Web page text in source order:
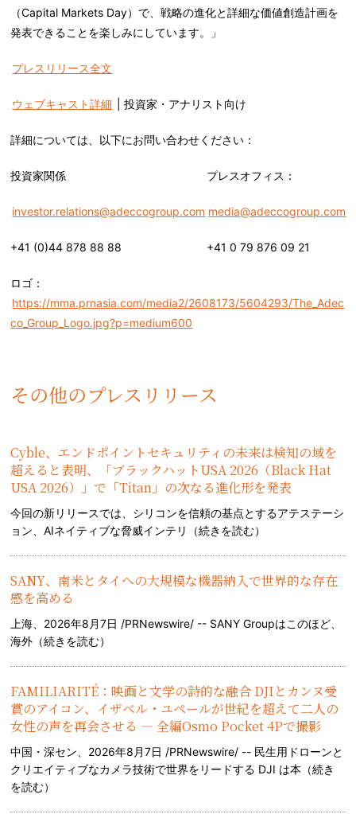
（Capital Markets Day）で、戦略の進化と詳細な価値創造計画を
発表できることを楽しみにしています。」
プレスリリース全文
ウェブキャスト詳細 | 投資家・アナリスト向け
詳細については、以下にお問い合わせください：
投資家関係
investor.relations@adeccogroup.com
+41 (0)44 878 88 88
プレスオフィス：
media@adeccogroup.com
+41 0 79 876 09 21
ロゴ：
https://mma.prnasia.com/media2/2608173/5604293/The_Adec
co_Group_Logo.jpg?p=medium600
その他のプレスリリース
Cyble、エンドポイントセキュリティの未来は検知の域を
超えると表明、「ブラックハットUSA 2026（Black Hat
USA 2026）」で「Titan」の次なる進化形を発表
今回の新リリースでは、シリコンを信頼の基点とするアテステーシ
ョン、AIネイティブな脅威インテリ（続きを読む）
SANY、南米とタイへの大規模な機器納入で世界的な存在
感を高める
上海、2026年8月7日 /PRNewswire/ -- SANY Groupはこのほど、
海外（続きを読む）
FAMILIARITÉ：映画と文学の詩的な融合 DJIとカンヌ受
賞のアイコン、イザベル・ユペールが世紀を超えて二人の
女性の声を再会させる — 全編Osmo Pocket 4Pで撮影
中国・深セン、2026年8月7日 /PRNewswire/ -- 民生用ドローンと
クリエイティブなカメラ技術で世界をリードする DJI は本（続き
を読む）